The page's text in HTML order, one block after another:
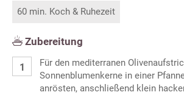
60 min. Koch & Ruhezeit
Zubereitung
Für den mediterranen
Sonnenblumenkerne in einer
anrösten, anschließend klein